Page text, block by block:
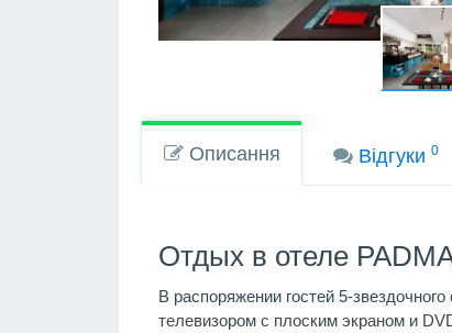
Описання Вiдгуки0
Отдых в отеле
В распоряжении гостей 5-
телевизором с плоским экраном и